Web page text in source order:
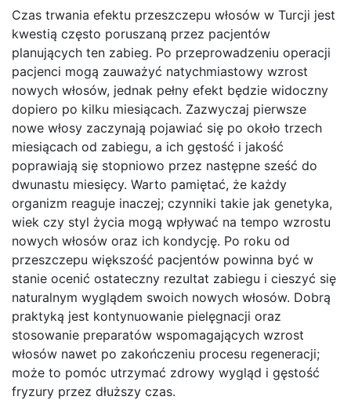
Czas trwania efektu przeszczepu włosów w Turcji jest
kwestią często poruszaną przez pacjentów
planujących ten zabieg. Po przeprowadzeniu operacji
pacjenci mogą zauważyć natychmiastowy wzrost
nowych włosów, jednak pełny efekt będzie widoczny
dopiero po kilku miesiącach. Zazwyczaj pierwsze
nowe włosy zaczynają pojawiać się po około trzech
miesiącach od zabiegu, a ich gęstość i jakość
poprawiają się stopniowo przez następne sześć do
dwunastu miesięcy. Warto pamiętać, że każdy
organizm reaguje inaczej; czynniki takie jak genetyka,
wiek czy styl życia mogą wpływać na tempo wzrostu
nowych włosów oraz ich kondycję. Po roku od
przeszczepu większość pacjentów powinna być w
stanie ocenić ostateczny rezultat zabiegu i cieszyć się
naturalnym wyglądem swoich nowych włosów. Dobrą
praktyką jest kontynuowanie pielęgnacji oraz
stosowanie preparatów wspomagających wzrost
włosów nawet po zakończeniu procesu regeneracji;
może to pomóc utrzymać zdrowy wygląd i gęstość
fryzury przez dłuższy czas.